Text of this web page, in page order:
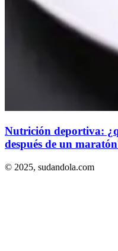
Nutrición deportiva:
después de un
© 2025, sudandola.com